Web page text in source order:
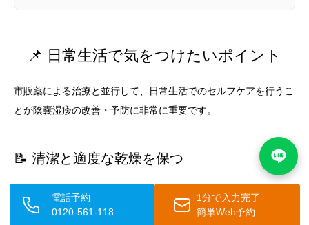
📌 日常生活で気をつけたいポイント
市販薬による治療と並行して、日常生活でのセルフケアを行うこ
とが陰嚢湿疹の改善・予防に非常に重要です。
📝 清潔と適度な乾燥を保つ
陰嚢は汗をかきやすく、蒸れやすい部位です。毎日の入浴時に
は、刺激の少ない石鹸（低刺激性・無添加タイプ）をよく泡立て
電話予約
0120-561-118
1分で入力完了
簡単Web予約